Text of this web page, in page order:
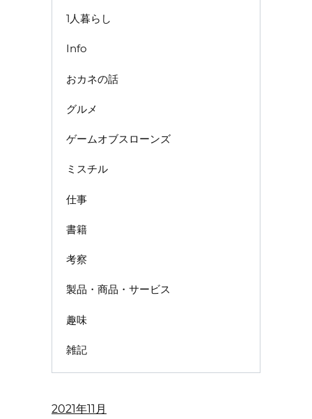
1人暮らし
Info
おカネの話
グルメ
ゲームオブスローンズ
ミスチル
仕事
書籍
考察
製品・商品・サービス
趣味
雑記
2021年11月